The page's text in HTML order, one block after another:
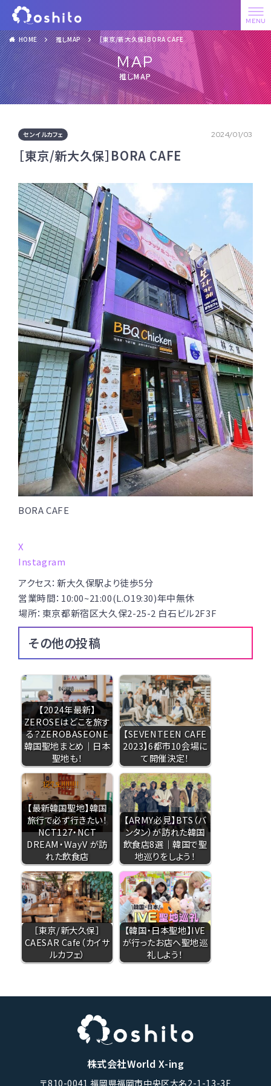
HOME 推しMAP ［東京/新大久保］BORA CAFE
MAP
推しMAP
センイルカフェ 2024/01/03
［東京/新大久保］BORA CAFE
BORA CAFE
X
Instagram
アクセス：新大久保駅より徒歩5分
営業時間：10:00~21:00(L.O19:30)年中無休
場所：東京都新宿区大久保2-25-2 白石ビル2F3F
その他の投稿
【2024年最新】
ZEROSEはどこを旅す
る？ZEROBASEONE
韓国聖地まとめ｜日本
聖地も！
【SEVENTEEN CAFE
2023】6都市10会場に
て開催決定！
【最新韓国聖地】韓国
旅行で必ず行きたい！
NCT127・NCT
DREAM・WayV が訪
れた飲食店
【ARMY必見】BTS（バ
ンタン）が訪れた韓国
飲食店8選｜韓国で聖
地巡りをしよう！
［東京/新大久保］
CAESAR Cafe（カイサ
ルカフェ）
【韓国・日本聖地】IVE
が行ったお店へ聖地巡
礼しよう！
株式会社World X-ing
〒810-0041 福岡県福岡市中央区大名2-1-13-3F